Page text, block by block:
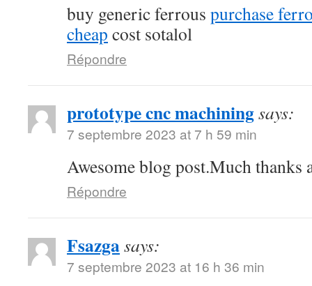
buy generic ferrous purchase
cheap cost sotalol
Répondre
prototype cnc machiningsays:
7 septembre 2023 at 7 h 59 min
Awesome blog post.Much thanks
Répondre
Fsazgasays:
7 septembre 2023 at 16 h 36 min